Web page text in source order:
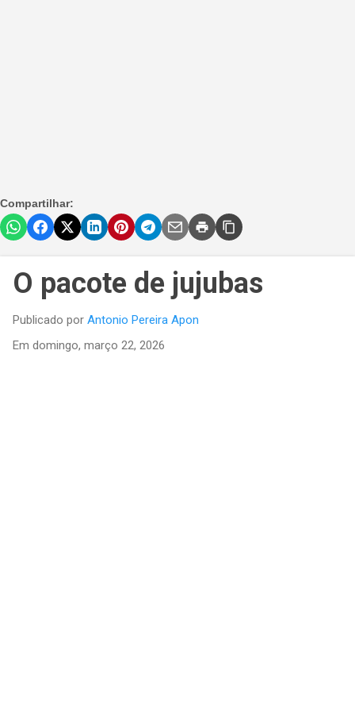
Compartilhar:
O pacote de jujubas
Publicado por Antonio Pereira Apon
Em domingo, março 22, 2026